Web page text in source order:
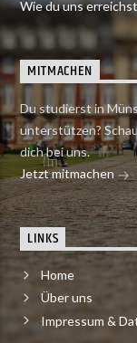
Wie du uns
MITMACHEN
Du studierst in
unterstützen?
dich bei uns.
Jetzt mitmachen
LINKS
Home
Über uns
Impressum &